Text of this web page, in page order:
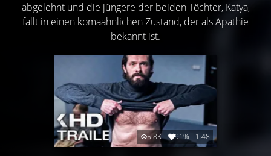
abgelehnt und die jüngere der beiden Töchter, Katya,
fällt in einen komaähnlichen Zustand, der als Apathie
bekannt ist.
5.8K 91% 1:48